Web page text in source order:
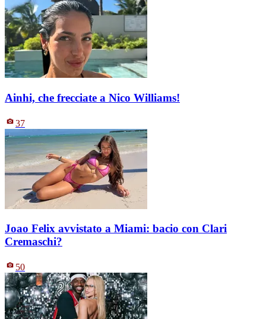
Ainhi, che frecciate a Nico Williams!
37
Joao Felix avvistato a Miami: bacio con Clari
Cremaschi?
50